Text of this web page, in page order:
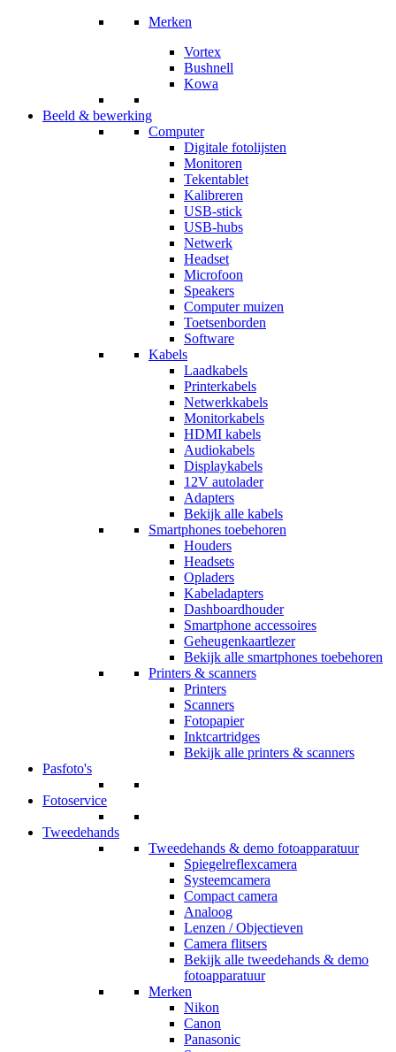
Merken
Vortex
Bushnell
Kowa
Beeld & bewerking
Computer
Digitale fotolijsten
Monitoren
Tekentablet
Kalibreren
USB-stick
USB-hubs
Netwerk
Headset
Microfoon
Speakers
Computer muizen
Toetsenborden
Software
Kabels
Laadkabels
Printerkabels
Netwerkkabels
Monitorkabels
HDMI kabels
Audiokabels
Displaykabels
12V autolader
Adapters
Bekijk alle kabels
Smartphones toebehoren
Houders
Headsets
Opladers
Kabeladapters
Dashboardhouder
Smartphone accessoires
Geheugenkaartlezer
Bekijk alle smartphones toebehoren
Printers & scanners
Printers
Scanners
Fotopapier
Inktcartridges
Bekijk alle printers & scanners
Pasfoto's
Fotoservice
Tweedehands
Tweedehands & demo fotoapparatuur
Spiegelreflexcamera
Systeemcamera
Compact camera
Analoog
Lenzen / Objectieven
Camera flitsers
Bekijk alle tweedehands & demo
fotoapparatuur
Merken
Nikon
Canon
Panasonic